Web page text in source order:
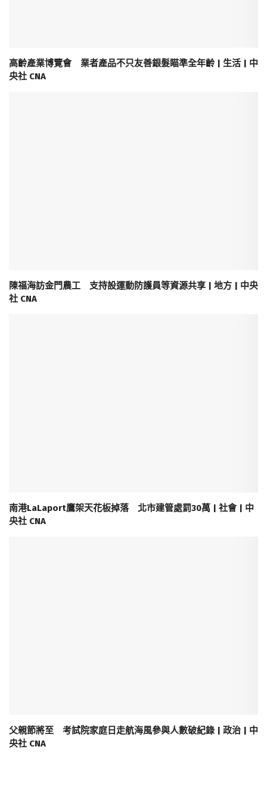
高齡產業博覽會 業者產品不只友善銀髮瞄準全年齡 | 生活 | 中
央社 CNA
陳福海訪金門農工 支持設運動防護員等資源共享 | 地方 | 中央
社 CNA
南港LaLaport鷹架天花板掉落 北市建管處罰30萬 | 社會 | 中
央社 CNA
父親節將至 考試院家庭日走航海風參與人數破紀錄 | 政治 | 中
央社 CNA